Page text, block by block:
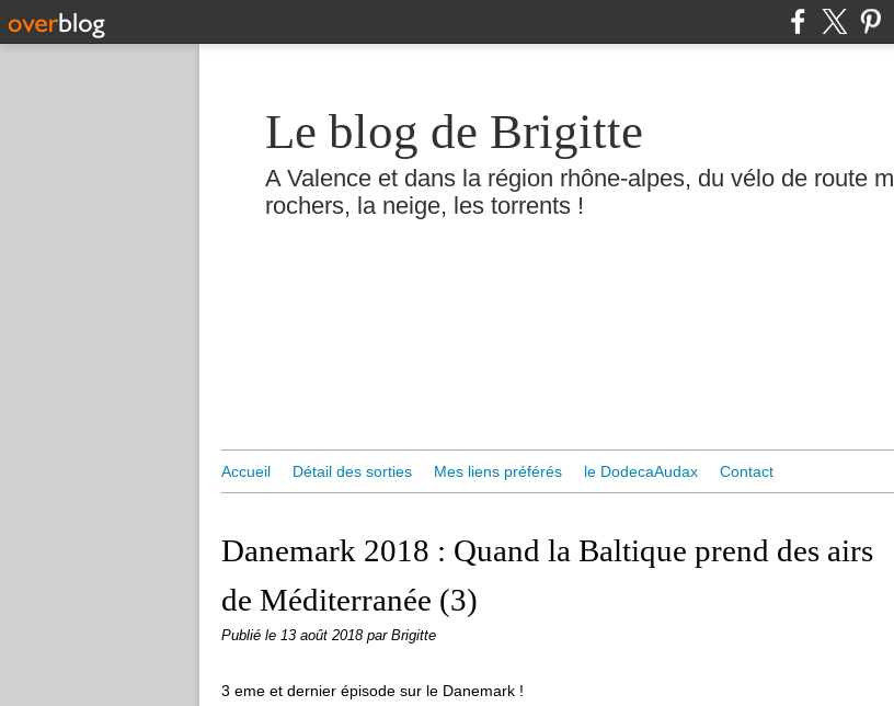
Le blog de Brigitte
A Valence et dans la région rhône-alpes, du vélo de route
rochers, la neige, les torrents !
Accueil Détail des sorties Mes liens préférés le DodecaAudax Contact
Danemark 2018 : Quand la Baltique prend des airs
de Méditerranée (3)
Publié le 13 août 2018 par Brigitte
3 eme et dernier épisode sur le Danemark !